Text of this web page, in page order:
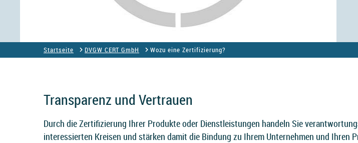
Startseite DVGW CERT GmbH Wozu eine Zertifizierung?
Transparenz und Vertrauen
Durch die Zertifizierung Ihrer Produkte oder Dienstleistungen handeln Sie
interessierten Kreisen und stärken damit die Bindung zu Ihrem Unternehmen und Ihren